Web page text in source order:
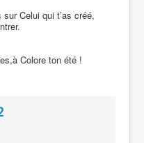
Celui qui t’as créé,
Colore ton été !